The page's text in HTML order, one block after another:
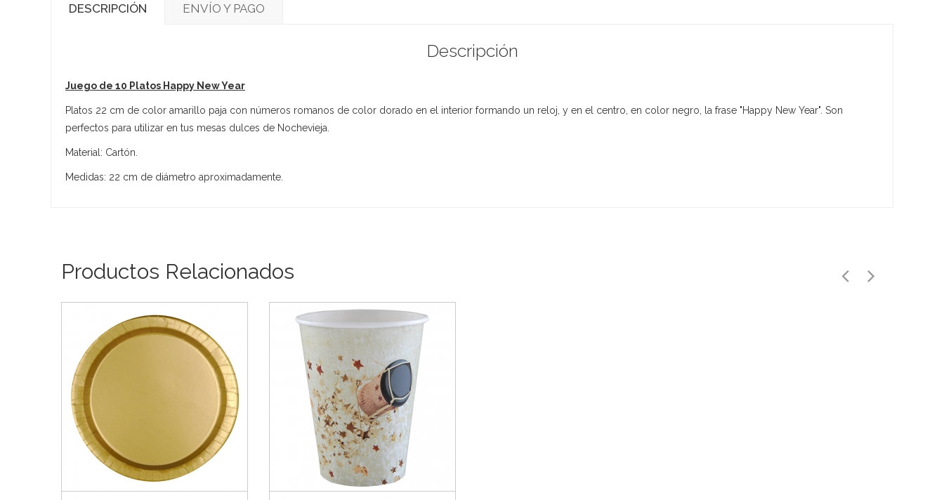
DESCRIPCIÓN ENVÍO Y PAGO
Descripción
Juego de 10 Platos Happy New Year
Platos 22 cm de color amarillo paja con números romanos de color dorado en el interior formando un reloj, y en el centro, en color negro, la frase "Happy New Year". Son
perfectos para utilizar en tus mesas dulces de Nochevieja.
Material: Cartón.
Medidas: 22 cm de diámetro aproximadamente.
Productos Relacionados